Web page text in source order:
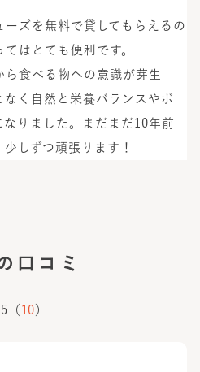
ズを無料で貸してもらえるの
はとても便利です。
ら食べる物への意識が芽生
く自然と栄養バランスやボ
なりました。まだまだ10年前
しずつ頑張ります！
口コミ
（ 10 ）